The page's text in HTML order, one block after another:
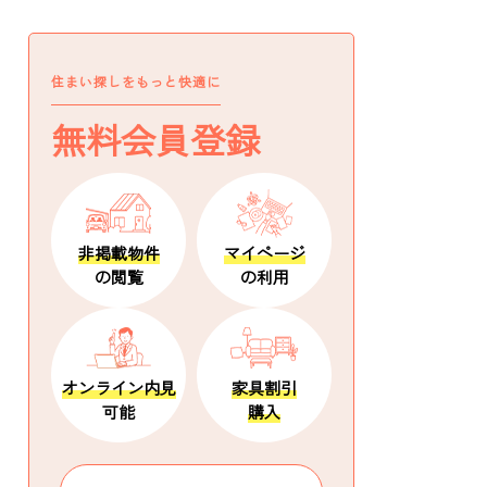
住まい探しをもっと快適に
無料会員登録
非掲載物件
の閲覧
マイページ
の利用
オンライン内見
可能
家具割引
購入